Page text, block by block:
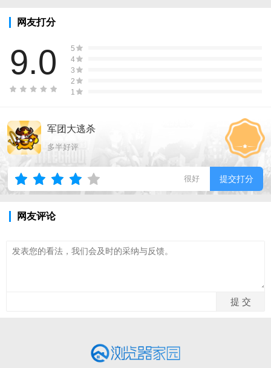
网友打分
9.0
5
4
3
2
1
军团大逃杀
多半好评
很好 提交打分
网友评论